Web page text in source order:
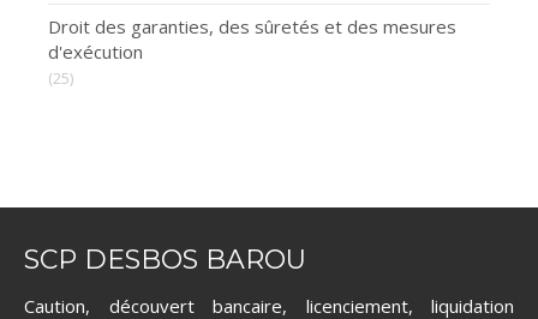
Droit des garanties, des sûretés et des mesures
d'exécution
(25)
SCP DESBOS BAROU
Caution, découvert bancaire, licenciement, liquidation